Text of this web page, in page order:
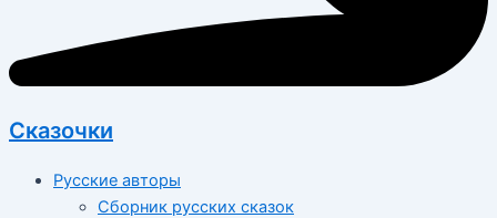
Сказочки
Русские авторы
Сборник русских сказок